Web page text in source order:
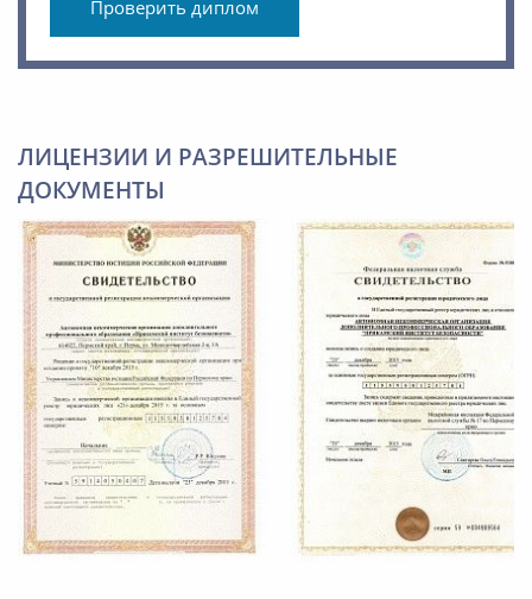
Проверить диплом
ЛИЦЕНЗИИ И РАЗРЕШИТЕЛЬНЫЕ
ДОКУМЕНТЫ